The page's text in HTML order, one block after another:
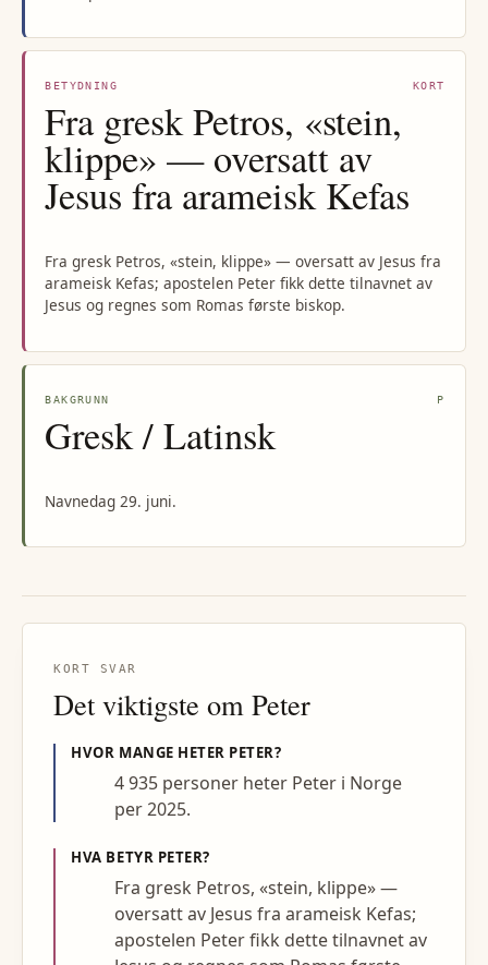
BETYDNING KORT
Fra gresk Petros, «stein,
klippe» — oversatt av
Jesus fra arameisk Kefas
Fra gresk Petros, «stein, klippe» — oversatt av Jesus fra
arameisk Kefas; apostelen Peter fikk dette tilnavnet av
Jesus og regnes som Romas første biskop.
BAKGRUNN P
Gresk / Latinsk
Navnedag 29. juni.
KORT SVAR
Det viktigste om Peter
HVOR MANGE HETER PETER?
4 935 personer heter Peter i Norge
per 2025.
HVA BETYR PETER?
Fra gresk Petros, «stein, klippe» —
oversatt av Jesus fra arameisk Kefas;
apostelen Peter fikk dette tilnavnet av